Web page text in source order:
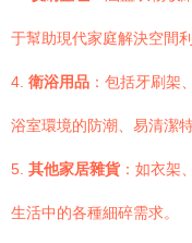
于幫助現代家庭解決空間
4. 衛浴用品 ：包括牙刷架
浴室環境的防潮、易清潔特
5. 其他家居雜貨 ：如衣架
生活中的各種細碎需求。